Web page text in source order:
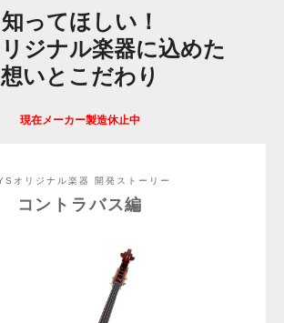
知ってほしい！
ジナル楽器に込めた
想いとこだわり
現在メーカー製造休止中
オリジナル楽器 開発ストーリー
コントラバス編